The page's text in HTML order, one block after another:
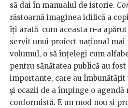
să dai în manualul de istorie.
răstoarnă imaginea idilică a
îți arată cum aceasta n-a
servit unui proiect național mai
volumul, o să înțelegi cum
pentru sănătatea publică au
importante, care au
și ocazii de a împinge o agendă
conformistă. E un mod nou și